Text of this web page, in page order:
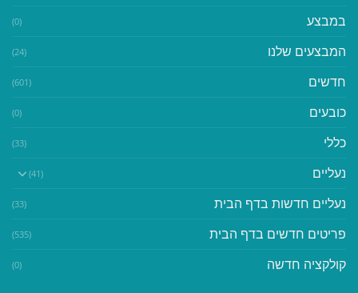
במבצע (0)
המבצעים שלנו (24)
חדשים (601)
כובעים (0)
כללי (33)
נעליים (41)
נעליים חדשות בדף הבית (33)
פריטים חדשים בדף הבית (535)
קולקציה חדשה (0)